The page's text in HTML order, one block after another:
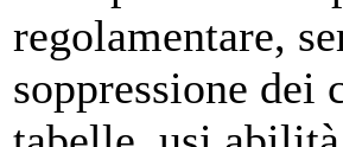
regolamentare,
soppressione